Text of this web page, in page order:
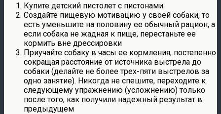
Купите детский пистолет с пистонами
Создайте пищевую мотивацию у своей собаки, то
есть уменьшите на половину ее обычный рацион, а
если собака не жадная к пище, перестаньте ее
кормить вне дрессировки
Приучайте собаку в часы ее кормления, постепенно
сокращая расстояние от источника выстрела до
собаки (делайте не более трех-пяти выстрелов за
одно занятие). Никогда не спешите, переходите к
следующему упражнению (усложнению) только
после того, как получили надежный результат в
предыдущем